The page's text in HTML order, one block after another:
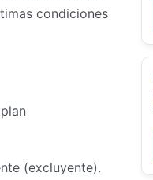
condiciones
(excluyente).